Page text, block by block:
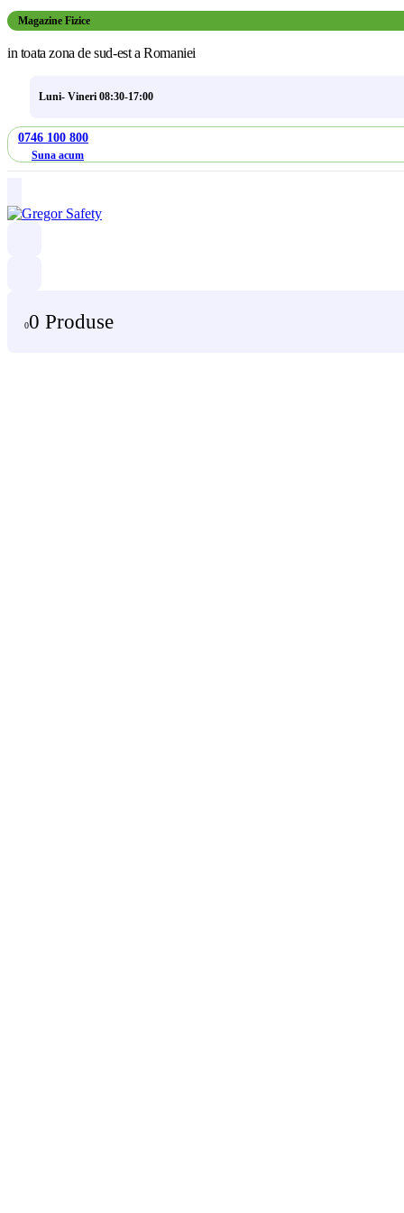
Magazine Fizice
in toata zona de sud-est a Romaniei
Luni- Vineri 08:30-17:00
0746 100 800
Suna acum
00 Produse